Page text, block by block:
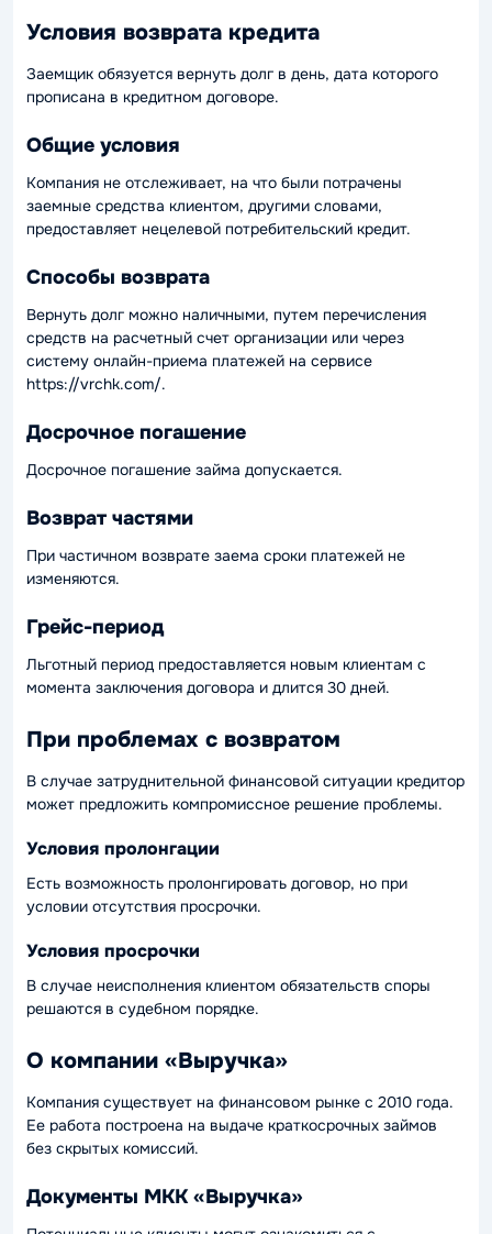
Условия возврата кредита
Заемщик обязуется вернуть долг в день, дата которого
прописана в кредитном договоре.
Общие условия
Компания не отслеживает, на что были потрачены
заемные средства клиентом, другими словами,
предоставляет нецелевой потребительский кредит.
Способы возврата
Вернуть долг можно наличными, путем перечисления
средств на расчетный счет организации или через
систему онлайн-приема платежей на сервисе
https://vrchk.com/.
Досрочное погашение
Досрочное погашение займа допускается.
Возврат частями
При частичном возврате заема сроки платежей не
изменяются.
Грейс-период
Льготный период предоставляется новым клиентам с
момента заключения договора и длится 30 дней.
При проблемах с возвратом
В случае затруднительной финансовой ситуации кредитор
может предложить компромиссное решение проблемы.
Условия пролонгации
Есть возможность пролонгировать договор, но при
условии отсутствия просрочки.
Условия просрочки
В случае неисполнения клиентом обязательств споры
решаются в судебном порядке.
О компании «Выручка»
Компания существует на финансовом рынке с 2010 года.
Ее работа построена на выдаче краткосрочных займов
без скрытых комиссий.
Документы МКК «Выручка»